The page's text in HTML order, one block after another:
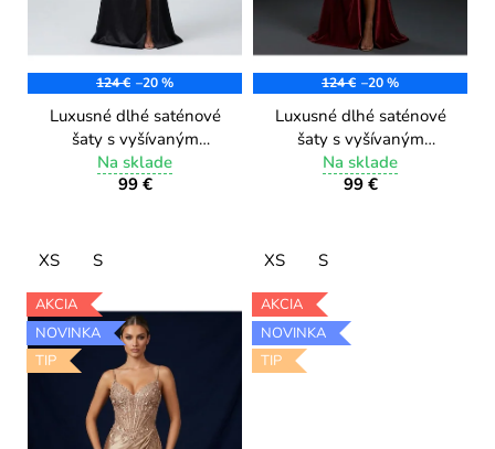
u
k 124 € –20 %
Luxusné dlhé saténové
šaty s vyšívaným
korzetom a flitrami
AN2630/6 black
Na sklade
99 €
XS S
124 € –20 %
Luxusné dlhé saténové
šaty s vyšívaným
korzetom a flitrami
AN2630/5 burgundy
Na sklade
99 €
XS S
AKCIA
NOVINKA
TIP
AKCIA
NOVINKA
TIP